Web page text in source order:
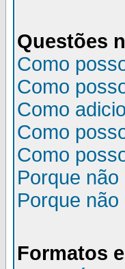
Questões
Como
Como
Como
Como
Como
Porque
Porque
Formatos